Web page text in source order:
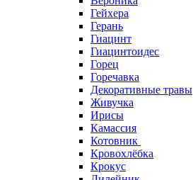
Гейхера
Герань
Гиацинт
Гиацинтоидес
Горец
Горечавка
Декоративные травы
Живучка
Ирисы
Камассия
Котовник
Кровохлёбка
Крокус